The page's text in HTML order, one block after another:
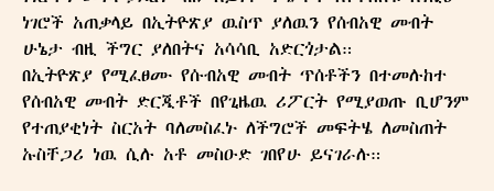
ነገሮች አጠቃላይ በኢትዮጽያ ዉስጥ ያለዉን የሰብአዊ መብት
ሁኔታ ብዚ ችግር ያለበትና አሳሳቢ አድርጎታል።
በኢትዮጽያ የሚፈፀሙ የሱብአዊ መብት ጥሰቶችን በተመሉከተ
የሰብአዊ መብት ድርጂቶች በየጊዜዉ ሪፖርት የሚያወጡ ቢሆንም
የተጠያቂነት ስርአት ባለመስፈኑ ለችግሮች መፍትሄ ለመስጠት
ኡስቸጋሪ ነዉ ሲሉ አቶ መስዑድ ገበየሁ ይናገራሉ።